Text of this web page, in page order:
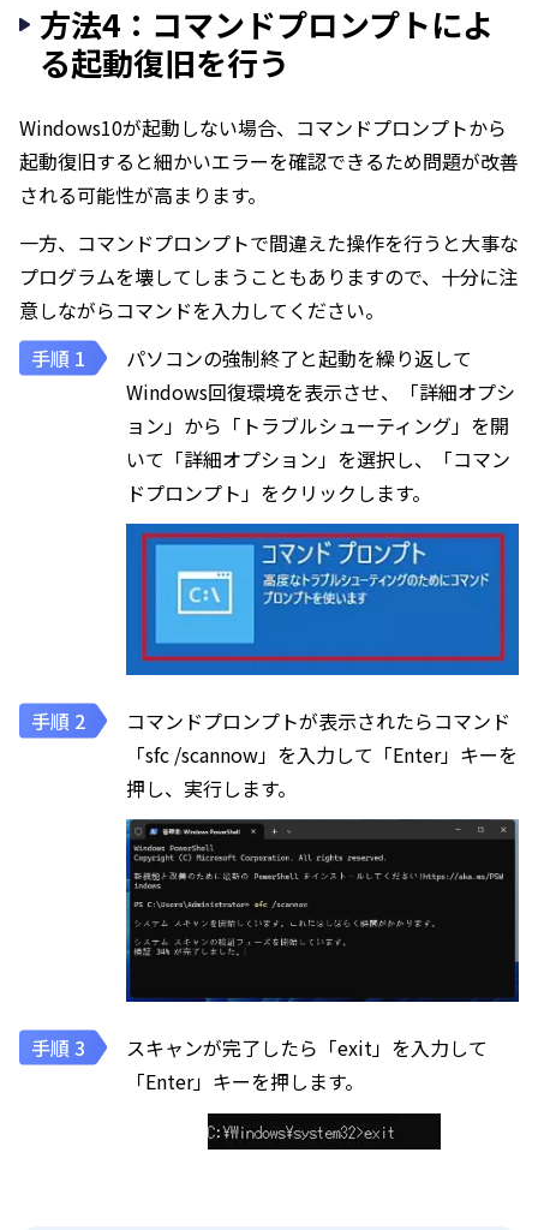
方法4：コマンドプロンプトによ
る起動復旧を行う
Windows10が起動しない場合、コマンドプロンプトから
起動復旧すると細かいエラーを確認できるため問題が改善
される可能性が高まります。
一方、コマンドプロンプトで間違えた操作を行うと大事な
プログラムを壊してしまうこともありますので、十分に注
意しながらコマンドを入力してください。
パソコンの強制終了と起動を繰り返して
Windows回復環境を表示させ、「詳細オプシ
ョン」から「トラブルシューティング」を開
いて「詳細オプション」を選択し、「コマン
ドプロンプト」をクリックします。
コマンドプロンプトが表示されたらコマンド
「sfc /scannow」を入力して「Enter」キーを
押し、実行します。
スキャンが完了したら「exit」を入力して
「Enter」キーを押します。